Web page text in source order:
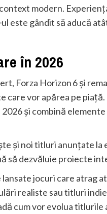
modern.
este gândit să aducă
în 2026
Forza Horizon 6 și
care vor apărea pe
și combină
și noi titluri anunțate la
să dezvăluie proiecte
lansate jocuri care atrag
realiste sau titluri
cum vor evolua titlurile